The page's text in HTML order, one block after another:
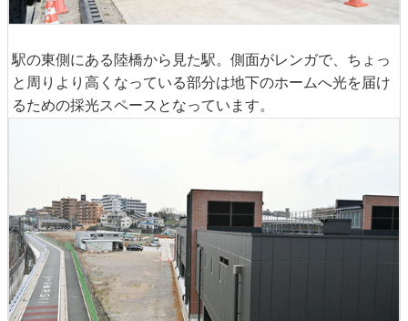
駅の東側にある陸橋から見た駅。側面がレンガで、ちょっ
と周りより高くなっている部分は地下のホームへ光を届け
るための採光スペースとなっています。